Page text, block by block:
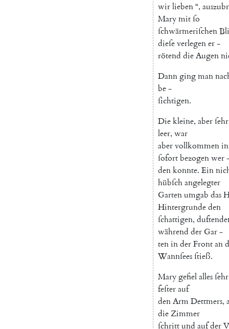
wirlieben“,
Marymitſo
ſchwärmeriſchen
dieſeverlegener-
rötend dieAugen
Danngingman
be-
ſichtigen.
Diekleine, aberſehr
leer, war
abervollkommen
ſofortbezogenwer
denkonnte. Ein
hübſchangelegter
Gartenumgab das
Hintergrundeden
ſchattigen,
während der Gar-
teninderFrontan
Wannſeesſtieß.
Marygefielallesſehr
feſterauf
denArmDettmers,
dieZimmer
ſchrittund aufder